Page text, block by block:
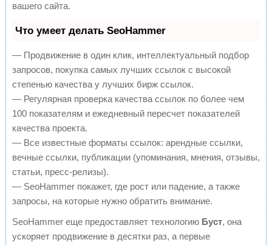
вашего сайта.
Что умеет делать SeoHammer
— Продвижение в один клик, интеллектуальный подбор
запросов, покупка самых лучших ссылок с высокой
степенью качества у лучших бирж ссылок.
— Регулярная проверка качества ссылок по более чем
100 показателям и ежедневный пересчет показателей
качества проекта.
— Все известные форматы ссылок: арендные ссылки,
вечные ссылки, публикации (упоминания, мнения, отзывы,
статьи, пресс-релизы).
— SeoHammer покажет, где рост или падение, а также
запросы, на которые нужно обратить внимание.
SeoHammer еще предоставляет технологию Буст, она
ускоряет продвижение в десятки раз, а первые